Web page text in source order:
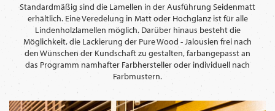
Standardmäßig sind die Lamellen in der Ausführung Seidenmatt
erhältlich. Eine Veredelung in Matt oder Hochglanz ist für alle
Lindenholzlamellen möglich. Darüber hinaus besteht die
Möglichkeit, die Lackierung der Pure Wood - Jalousien frei nach
den Wünschen der Kundschaft zu gestalten, farbangepasst an
das Programm namhafter Farbhersteller oder individuell nach
Farbmustern.